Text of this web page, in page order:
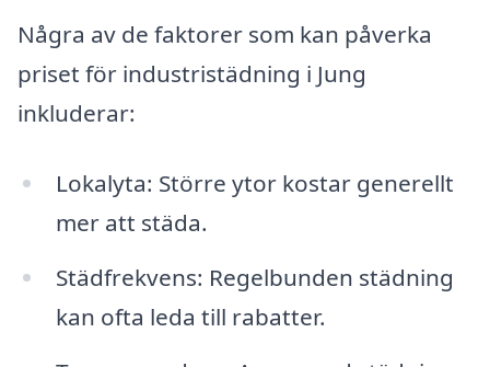
Några av de faktorer som kan påverka
priset för industristädning i Jung
inkluderar:
Lokalyta: Större ytor kostar generellt
mer att städa.
Städfrekvens: Regelbunden städning
kan ofta leda till rabatter.